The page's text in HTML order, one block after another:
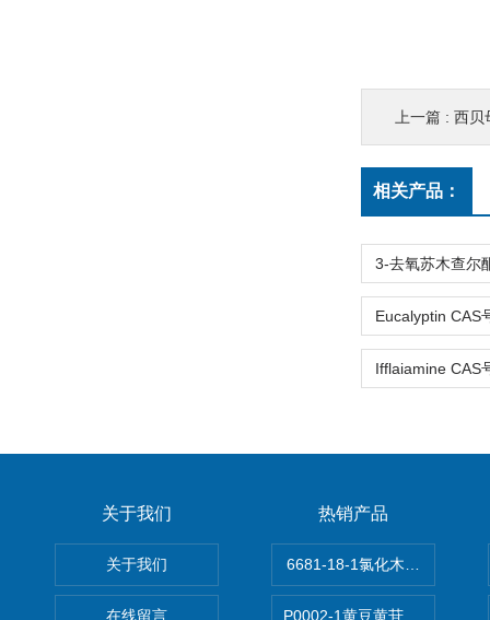
上一篇 : 西贝
相关产品：
关于我们
关于我们
在线留言
热销产品
6681-18-1氯化木兰花碱
P0002-1黄豆黄苷 40246-10-